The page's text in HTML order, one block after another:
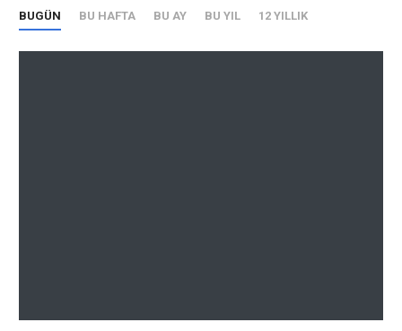
BUGÜN BU HAFTA BU AY BU YIL 12 YILLIK